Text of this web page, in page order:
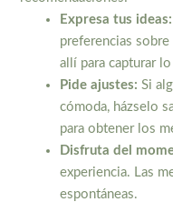
Expresa tus ideas:
preferencias
allí para capturar
Pide ajustes: Si
cómoda, házselo
para obtener los
Disfruta del
experiencia. Las
espontáneas.